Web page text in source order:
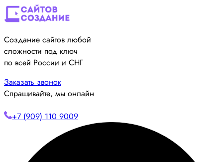
Создание сайтов любой
сложности под ключ
по всей России и СНГ
Заказать звонок
Спрашивайте, мы онлайн
+7 (909) 110 9009